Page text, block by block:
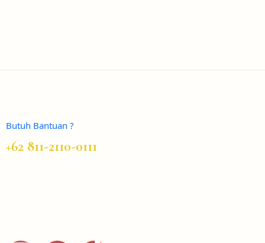
Butuh Bantuan ?
+62 811-2110-0111